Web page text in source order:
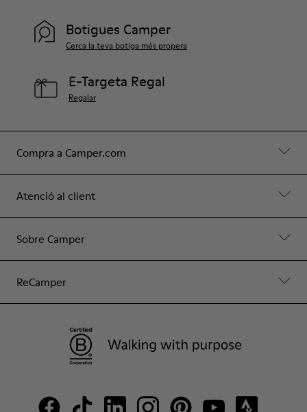
Compra a Camper.com
Atenció al client
Sobre Camper
ReCamper
Botigues Camper
Cerca la teva botiga més propera
E-Targeta Regal
Regalar